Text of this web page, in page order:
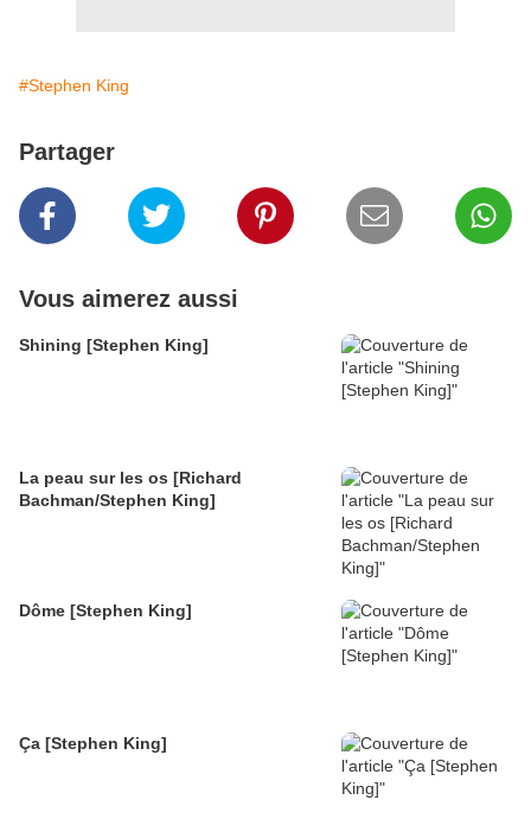
#Stephen King
Partager
Vous aimerez aussi
Shining [Stephen King]
La peau sur les os [Richard
Bachman/Stephen King]
Dôme [Stephen King]
Ça [Stephen King]